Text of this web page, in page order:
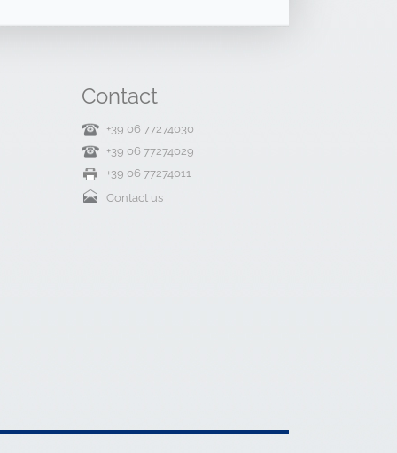
Contact
+39 06 77274030
+39 06 77274029
+39 06 77274011
Contact us